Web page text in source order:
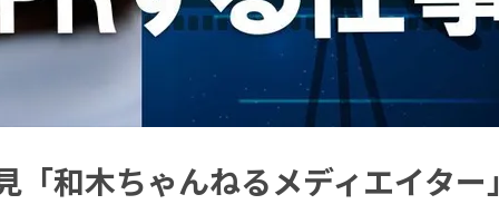
和木ちゃんねるメディエイター」